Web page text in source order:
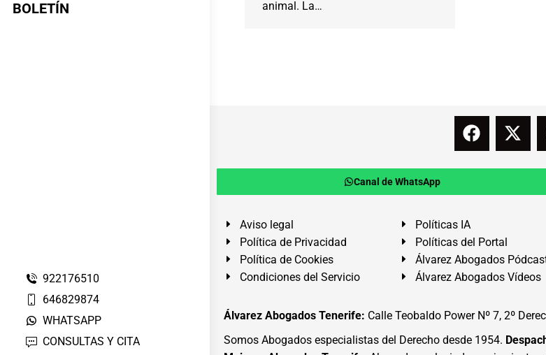
BOLETÍN
922176510
646829874
WHATSAPP
CONSULTAS Y CITA
animal. La…
Canal de WhatsApp
Aviso legal
Política de Privacidad
Política de Cookies
Condiciones del Servicio
Políticas IA
Políticas del Portal
Álvarez Abogados
Álvarez Abogados Vídeos
Álvarez Abogados Tenerife: Calle Teobaldo Power Nº 7, 2º
Somos Abogados especialistas del Derecho desde 1954.